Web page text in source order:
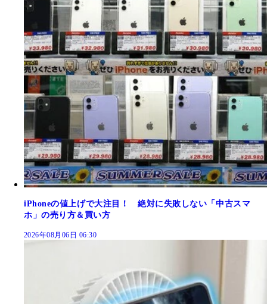
iPhoneの値上げで大注目！ 絶対に失敗しない「中古スマ
ホ」の売り方＆買い方
2026年08月06日 06:30